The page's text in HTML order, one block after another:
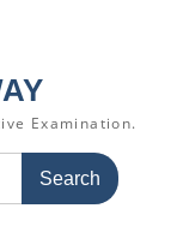
Examination.